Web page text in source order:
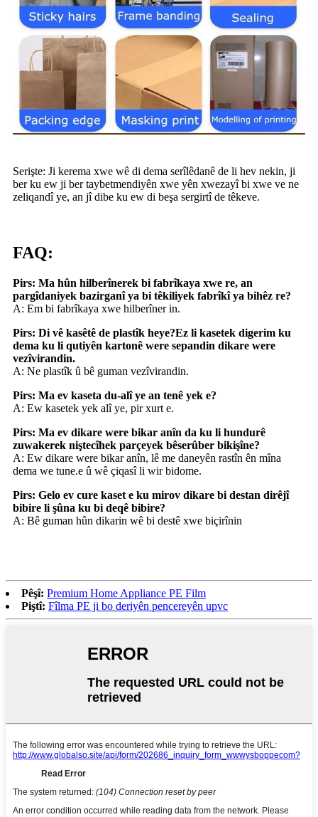
Serişte: Ji kerema xwe wê di dema serîlêdanê de li hev nekin, ji
ber ku ew ji ber taybetmendiyên xwe yên xwezayî bi xwe ve ne
zeliqandî ye, an jî dibe ku ew di beşa sergirtî de têkeve.
FAQ:
Pirs: Ma hûn hilberînerek bi fabrîkaya xwe re, an
pargîdaniyek bazirganî ya bi têkiliyek fabrîkî ya bihêz re?
A: Em bi fabrîkaya xwe hilberîner in.
Pirs: Di vê kasêtê de plastîk heye?Ez li kasetek digerim ku
dema ku li qutiyên kartonê were sepandin dikare were
vezîvirandin.
A: Ne plastîk û bê guman vezîvirandin.
Pirs: Ma ev kaseta du-alî ye an tenê yek e?
A: Ew kasetek yek alî ye, pir xurt e.
Pirs: Ma ev dikare were bikar anîn da ku li hundurê
zuwakerek niştecîhek parçeyek bêserûber bikişîne?
A: Ew dikare were bikar anîn, lê me daneyên rastîn ên mîna
dema we tune.e û wê çiqasî li wir bidome.
Pirs: Gelo ev cure kaset e ku mirov dikare bi destan dirêjî
bibire li şûna ku bi deqê bibire?
A: Bê guman hûn dikarin wê bi destê xwe biçirînin
Pêşî: Premium Home Appliance PE Film
Piştî: Fîlma PE ji bo deriyên pencereyên upvc